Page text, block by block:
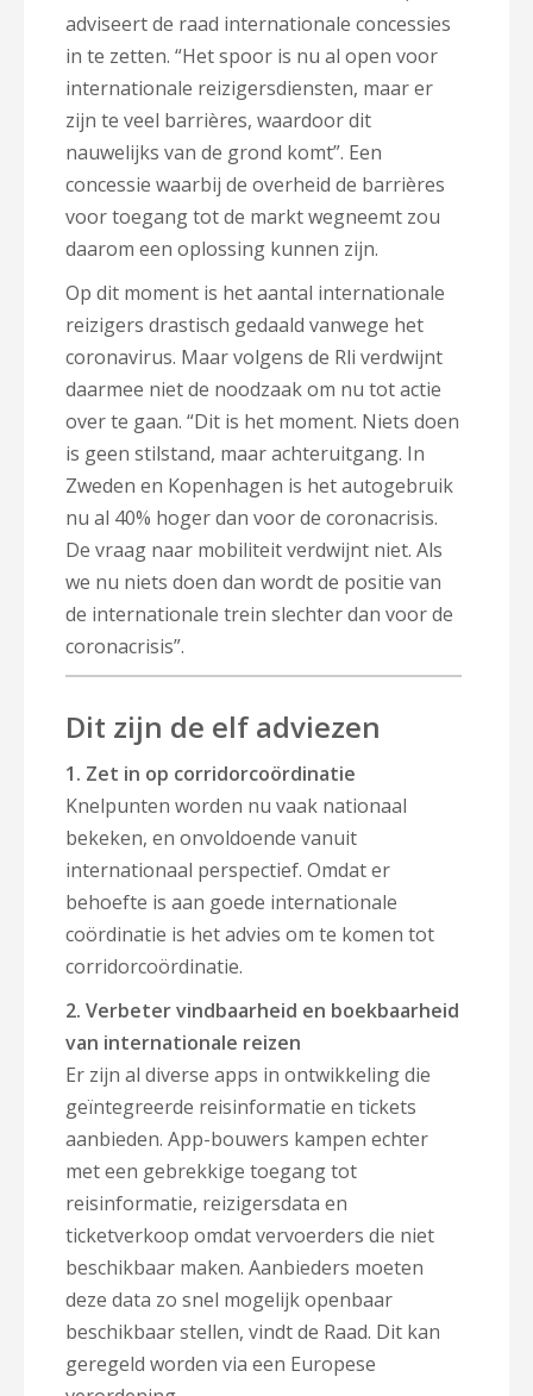
adviseert de raad internationale concessies
in te zetten. “Het spoor is nu al open voor
internationale reizigersdiensten, maar er
zijn te veel barrières, waardoor dit
nauwelijks van de grond komt”. Een
concessie waarbij de overheid de barrières
voor toegang tot de markt wegneemt zou
daarom een oplossing kunnen zijn.
Op dit moment is het aantal internationale
reizigers drastisch gedaald vanwege het
coronavirus. Maar volgens de Rli verdwijnt
daarmee niet de noodzaak om nu tot actie
over te gaan. “Dit is het moment. Niets doen
is geen stilstand, maar achteruitgang. In
Zweden en Kopenhagen is het autogebruik
nu al 40% hoger dan voor de coronacrisis.
De vraag naar mobiliteit verdwijnt niet. Als
we nu niets doen dan wordt de positie van
de internationale trein slechter dan voor de
coronacrisis”.
Dit zijn de elf adviezen
1. Zet in op corridorcoördinatie
Knelpunten worden nu vaak nationaal
bekeken, en onvoldoende vanuit
internationaal perspectief. Omdat er
behoefte is aan goede internationale
coördinatie is het advies om te komen tot
corridorcoördinatie.
2. Verbeter vindbaarheid en boekbaarheid
van internationale reizen
Er zijn al diverse apps in ontwikkeling die
geïntegreerde reisinformatie en tickets
aanbieden. App-bouwers kampen echter
met een gebrekkige toegang tot
reisinformatie, reizigersdata en
ticketverkoop omdat vervoerders die niet
beschikbaar maken. Aanbieders moeten
deze data zo snel mogelijk openbaar
beschikbaar stellen, vindt de Raad. Dit kan
geregeld worden via een Europese